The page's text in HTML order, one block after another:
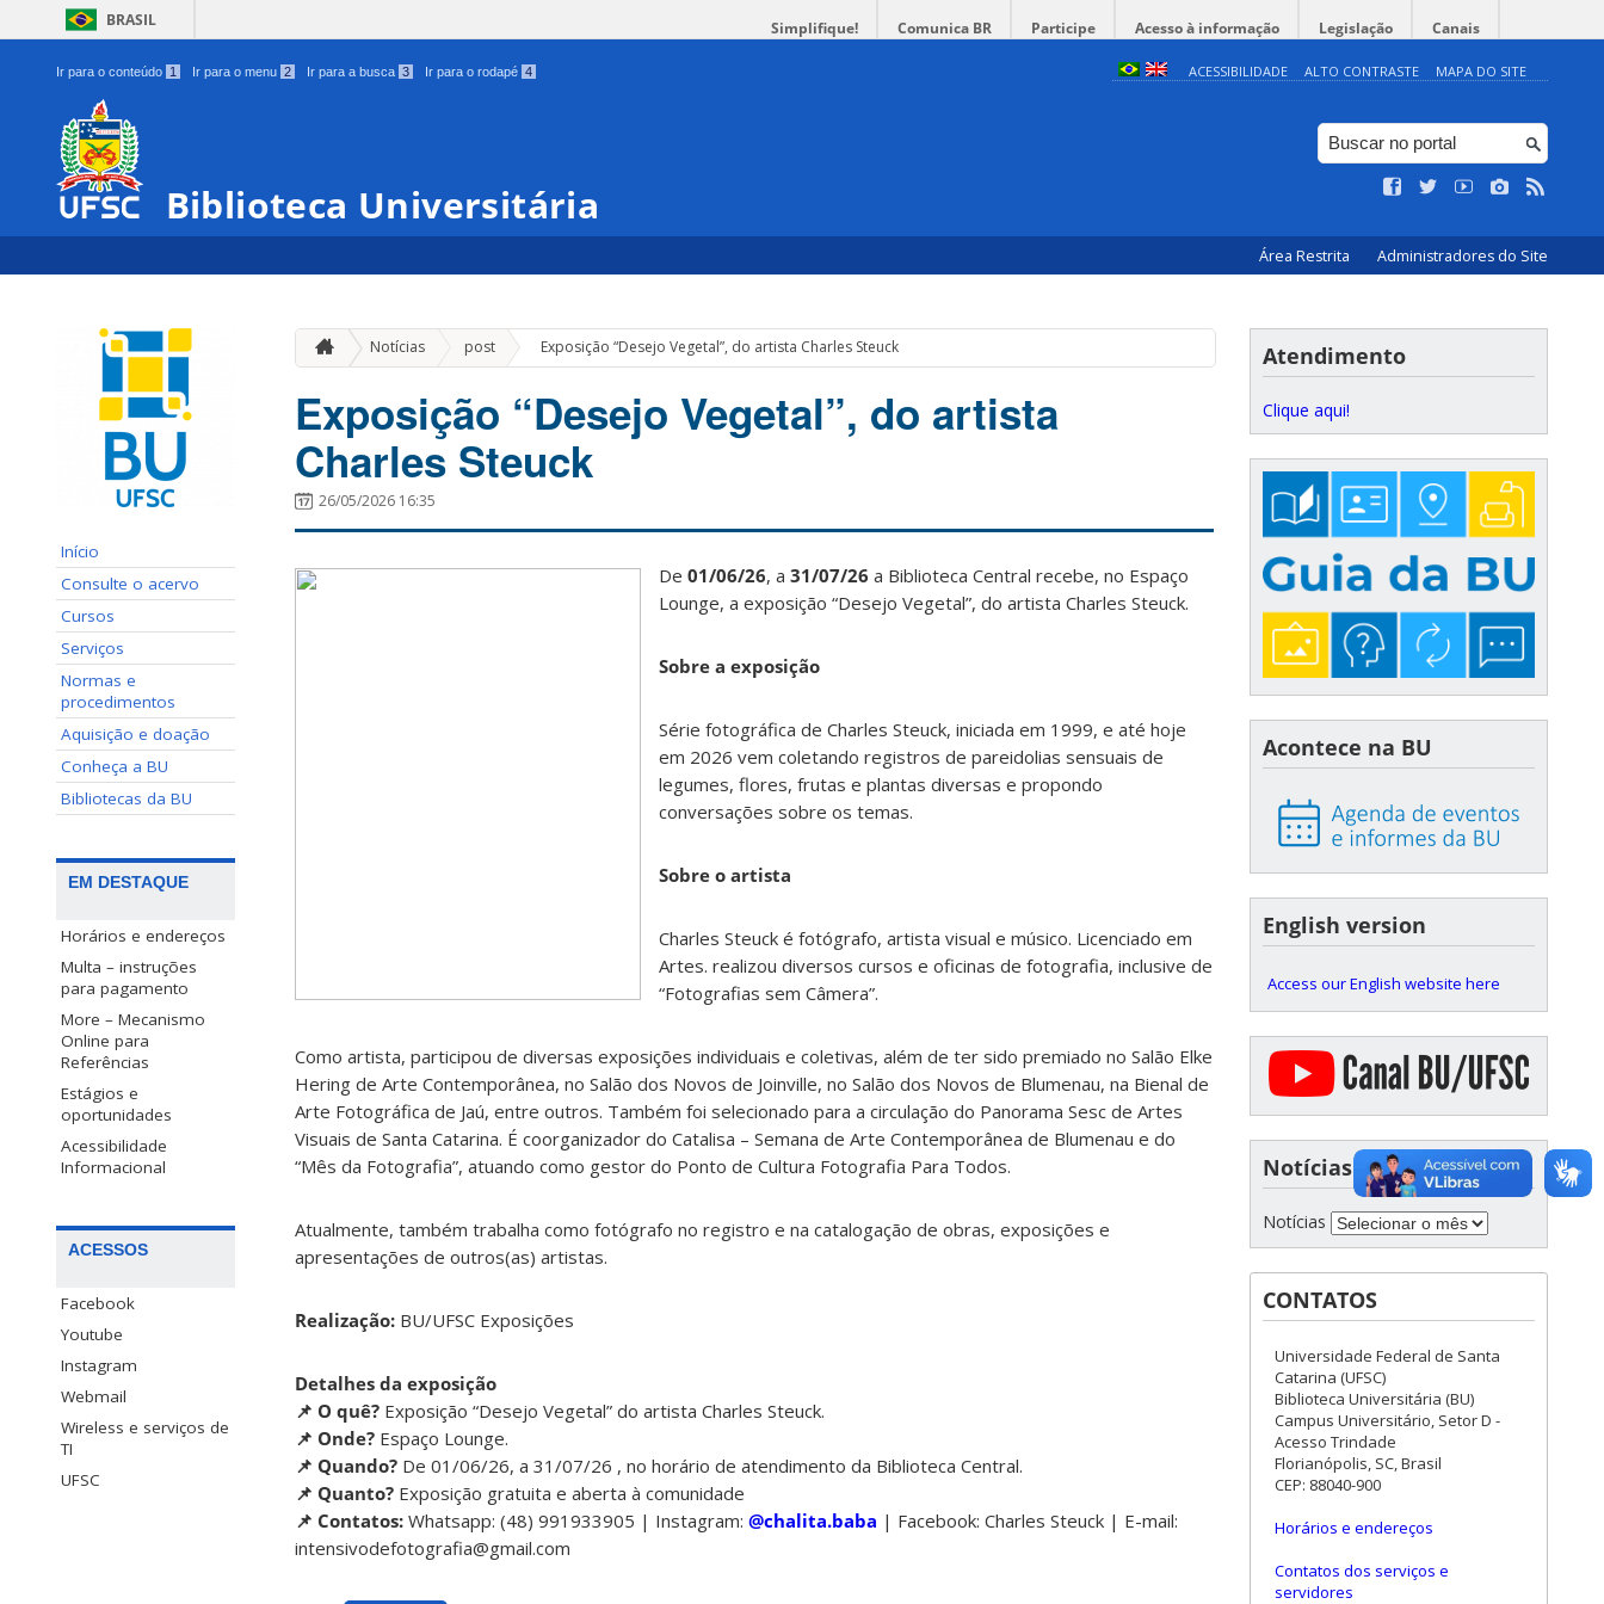
BRASIL Simplifique! Comunica BR Participe Acesso à informação Legislação Canais
Ir para o conteúdo 1 Ir para o menu 2 Ir para a busca 3 Ir para o rodapé 4 ACESSIBILIDADE ALTO CONTRASTE MAPA DO SITE
Biblioteca Universitária
Área Restrita Administradores do Site
Início
Consulte o acervo
Cursos
Serviços
Normas e
procedimentos
Aquisição e doação
Conheça a BU
Bibliotecas da BU
EM DESTAQUE
Horários e endereços
Multa – instruções
para pagamento
More – Mecanismo
Online para
Referências
Estágios e
oportunidades
Acessibilidade
Informacional
ACESSOS
Facebook
Youtube
Instagram
Webmail
Wireless e serviços de
TI
UFSC
Notícias post » Exposição “Desejo Vegetal”, do artista Charles Steuck
Exposição “Desejo Vegetal”, do artista
Charles Steuck
26/05/2026 16:35
De 01/06/26, a 31/07/26 a Biblioteca Central recebe, no Espaço
Lounge, a exposição “Desejo Vegetal”, do artista Charles Steuck.
Sobre a exposição
Série fotográfica de Charles Steuck, iniciada em 1999, e até hoje
em 2026 vem coletando registros de pareidolias sensuais de
legumes, flores, frutas e plantas diversas e propondo
conversações sobre os temas.
Sobre o artista
Charles Steuck é fotógrafo, artista visual e músico. Licenciado em
Artes. realizou diversos cursos e oficinas de fotografia, inclusive de
“Fotografias sem Câmera”.
Como artista, participou de diversas exposições individuais e coletivas, além de ter sido premiado no Salão Elke
Hering de Arte Contemporânea, no Salão dos Novos de Joinville, no Salão dos Novos de Blumenau, na Bienal de
Arte Fotográfica de Jaú, entre outros. Também foi selecionado para a circulação do Panorama Sesc de Artes
Visuais de Santa Catarina. É coorganizador do Catalisa – Semana de Arte Contemporânea de Blumenau e do
“Mês da Fotografia”, atuando como gestor do Ponto de Cultura Fotografia Para Todos.
Atualmente, também trabalha como fotógrafo no registro e na catalogação de obras, exposições e
apresentações de outros(as) artistas.
Realização: BU/UFSC Exposições
Detalhes da exposição
📌 O quê? Exposição “Desejo Vegetal” do artista Charles Steuck.
📌 Onde? Espaço Lounge.
📌 Quando? De 01/06/26, a 31/07/26 , no horário de atendimento da Biblioteca Central.
📌 Quanto? Exposição gratuita e aberta à comunidade
📌 Contatos: Whatsapp: (48) 991933905 | Instagram: @chalita.baba | Facebook: Charles Steuck | E-mail:
intensivodefotografia@gmail.com
Atendimento
Clique aqui!
Acontece na BU
English version
Access our English website here
Notícias
Notícias
CONTATOS
Universidade Federal de Santa
Catarina (UFSC)
Biblioteca Universitária (BU)
Campus Universitário, Setor D -
Acesso Trindade
Florianópolis, SC, Brasil
CEP: 88040-900
Horários e endereços
Contatos dos serviços e
servidores